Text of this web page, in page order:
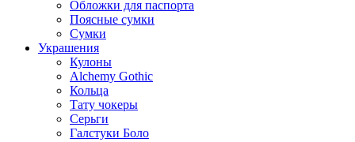
Обложки для паспорта
Поясные сумки
Сумки
Украшения
Кулоны
Alchemy Gothic
Кольца
Тату чокеры
Серьги
Галстуки Боло